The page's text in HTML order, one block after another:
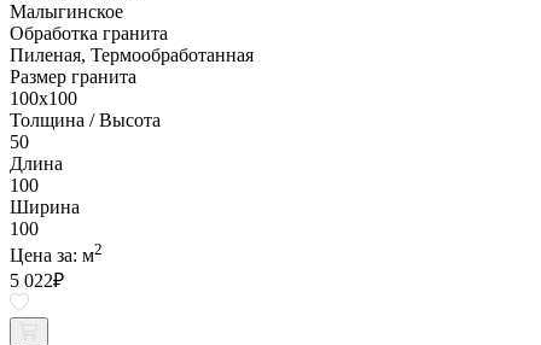
Малыгинское
Обработка гранита
Пиленая, Термообработанная
Размер гранита
100х100
Толщина / Высота
50
Длина
100
Ширина
100
Цена за: м2
5 022₽